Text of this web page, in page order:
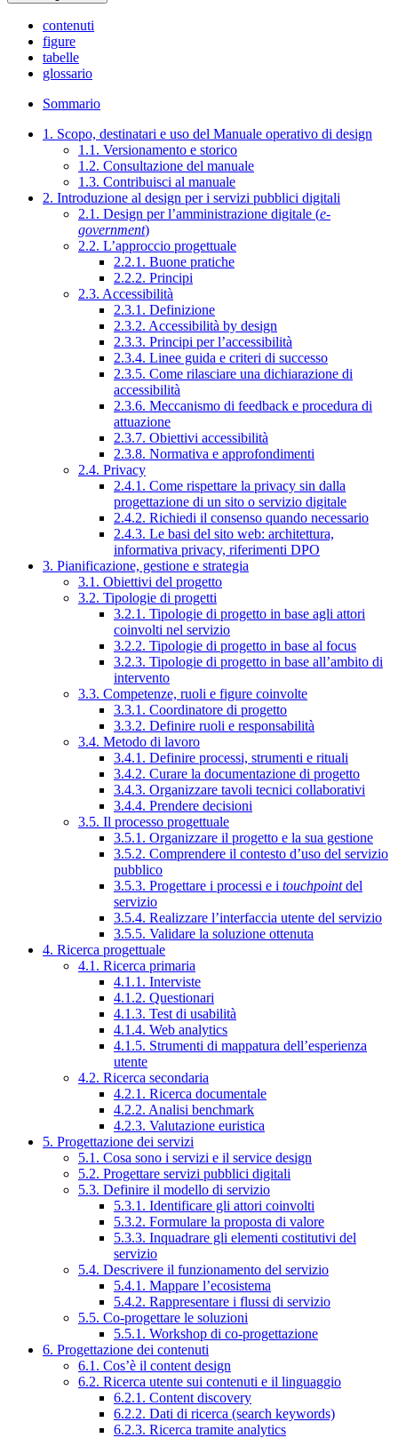
contenuti
figure
tabelle
glossario
Sommario
1. Scopo, destinatari e uso del Manuale operativo di design
1.1. Versionamento e storico
1.2. Consultazione del manuale
1.3. Contribuisci al manuale
2. Introduzione al design per i servizi pubblici digitali
2.1. Design per l’amministrazione digitale (e-
government)
2.2. L’approccio progettuale
2.2.1. Buone pratiche
2.2.2. Principi
2.3. Accessibilità
2.3.1. Definizione
2.3.2. Accessibilità by design
2.3.3. Principi per l’accessibilità
2.3.4. Linee guida e criteri di successo
2.3.5. Come rilasciare una dichiarazione di
accessibilità
2.3.6. Meccanismo di feedback e procedura di
attuazione
2.3.7. Obiettivi accessibilità
2.3.8. Normativa e approfondimenti
2.4. Privacy
2.4.1. Come rispettare la privacy sin dalla
progettazione di un sito o servizio digitale
2.4.2. Richiedi il consenso quando necessario
2.4.3. Le basi del sito web: architettura,
informativa privacy, riferimenti DPO
3. Pianificazione, gestione e strategia
3.1. Obiettivi del progetto
3.2. Tipologie di progetti
3.2.1. Tipologie di progetto in base agli attori
coinvolti nel servizio
3.2.2. Tipologie di progetto in base al focus
3.2.3. Tipologie di progetto in base all’ambito di
intervento
3.3. Competenze, ruoli e figure coinvolte
3.3.1. Coordinatore di progetto
3.3.2. Definire ruoli e responsabilità
3.4. Metodo di lavoro
3.4.1. Definire processi, strumenti e rituali
3.4.2. Curare la documentazione di progetto
3.4.3. Organizzare tavoli tecnici collaborativi
3.4.4. Prendere decisioni
3.5. Il processo progettuale
3.5.1. Organizzare il progetto e la sua gestione
3.5.2. Comprendere il contesto d’uso del servizio
pubblico
3.5.3. Progettare i processi e i touchpointdel
servizio
3.5.4. Realizzare l’interfaccia utente del servizio
3.5.5. Validare la soluzione ottenuta
4. Ricerca progettuale
4.1. Ricerca primaria
4.1.1. Interviste
4.1.2. Questionari
4.1.3. Test di usabilità
4.1.4. Web analytics
4.1.5. Strumenti di mappatura dell’esperienza
utente
4.2. Ricerca secondaria
4.2.1. Ricerca documentale
4.2.2. Analisi benchmark
4.2.3. Valutazione euristica
5. Progettazione dei servizi
5.1. Cosa sono i servizi e il service design
5.2. Progettare servizi pubblici digitali
5.3. Definire il modello di servizio
5.3.1. Identificare gli attori coinvolti
5.3.2. Formulare la proposta di valore
5.3.3. Inquadrare gli elementi costitutivi del
servizio
5.4. Descrivere il funzionamento del servizio
5.4.1. Mappare l’ecosistema
5.4.2. Rappresentare i flussi di servizio
5.5. Co-progettare le soluzioni
5.5.1. Workshop di co-progettazione
6. Progettazione dei contenuti
6.1. Cos’è il content design
6.2. Ricerca utente sui contenuti e il linguaggio
6.2.1. Content discovery
6.2.2. Dati di ricerca (search keywords)
6.2.3. Ricerca tramite analytics